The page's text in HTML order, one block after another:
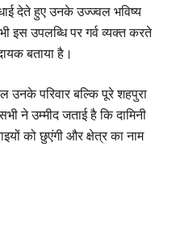
देते हुए उनके उज्ज्वल भविष्य
इस उपलब्धि पर गर्व व्यक्त करते
बताया है।
उनके परिवार बल्कि पूरे शहपुरा
ने उम्मीद जताई है कि दामिनी
को छुएंगी और क्षेत्र का नाम